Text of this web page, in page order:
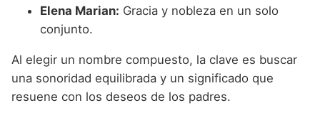
Elena Marian: Gracia y nobleza en un solo
conjunto.
Al elegir un nombre compuesto, la clave es buscar
una sonoridad equilibrada y un significado que
resuene con los deseos de los padres.